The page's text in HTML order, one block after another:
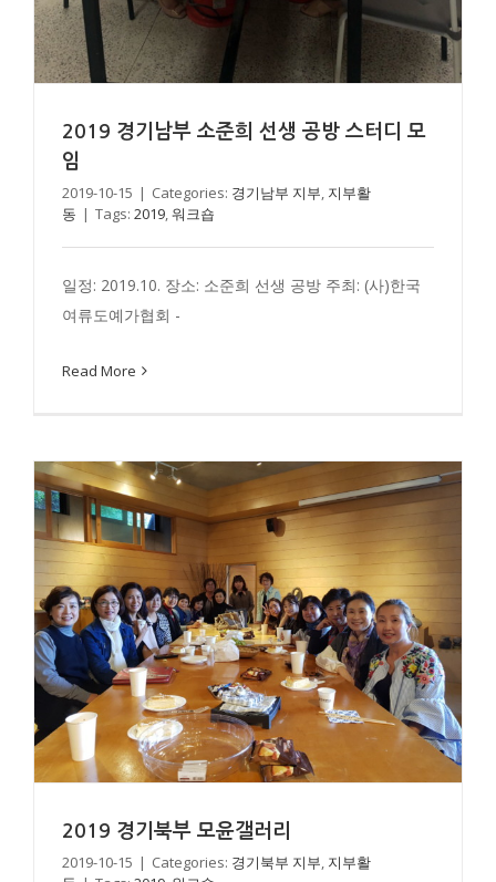
2019 경기남부 소준희 선생 공방 스터디 모
임
2019-10-15 | Categories: 경기남부 지부, 지부활
동 | Tags: 2019,워크숍
일정: 2019.10. 장소: 소준희 선생 공방 주최: (사)한국
여류도예가협회 -
Read More
2019 경기북부 모윤갤러리
2019 경기북부 모윤갤러리
2019-10-15 | Categories: 경기북부 지부 지부활